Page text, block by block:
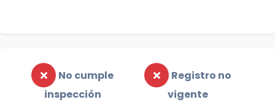
No cumple
inspección
Registro no
vigente